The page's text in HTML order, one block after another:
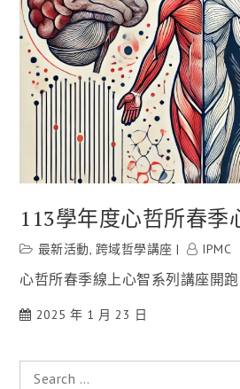
113學年度心哲所春季
最新活動, 跨域哲學講座 IPMC
心哲所春季線上心智系列講座開
2025 年 1 月 23 日
Search